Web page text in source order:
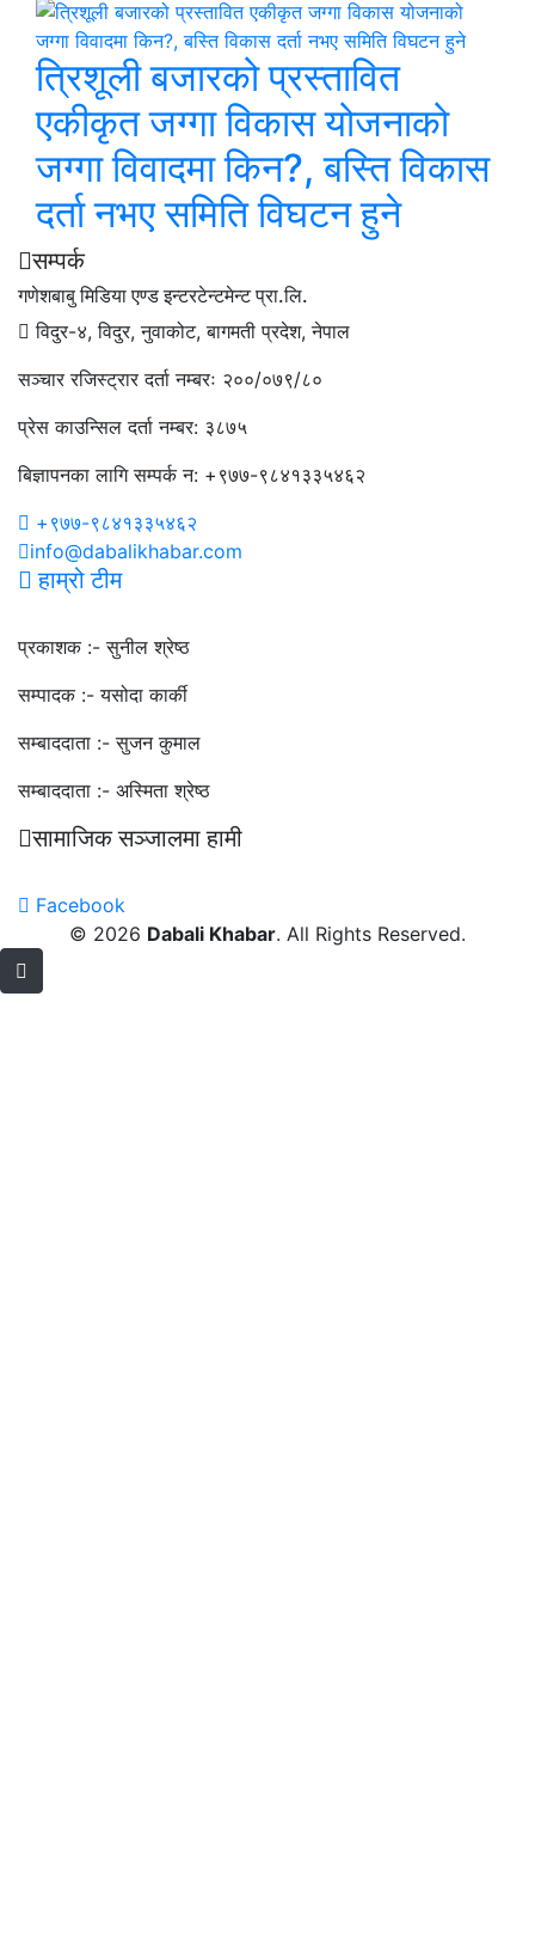
त्रिशूली बजारको प्रस्तावित
एकीकृत जग्गा विकास योजनाको
जग्गा विवादमा किन?, बस्ति विकास
दर्ता नभए समिति विघटन हुने
सम्पर्क
गणेशबाबु मिडिया एण्ड इन्टरटेन्टमेन्ट प्रा.लि.
विदुर-४, विदुर, नुवाकोट, बागमती प्रदेश, नेपाल
सञ्चार रजिस्ट्रार दर्ता नम्बरः २००/०७९/८०
प्रेस काउन्सिल दर्ता नम्बर: ३८७५
बिज्ञापनका लागि सम्पर्क न: +९७७-९८४१३३५४६२
+९७७-९८४१३३५४६२
info@dabalikhabar.com
हाम्रो टीम
प्रकाशक :-सुनील श्रेष्ठ
सम्पादक :-यसोदा कार्की
सम्बाददाता :-सुजन कुमाल
सम्बाददाता :- अस्मिता श्रेष्ठ
सामाजिक सञ्जालमा हामी
Facebook
© 2026 Dabali Khabar. All Rights Reserved.